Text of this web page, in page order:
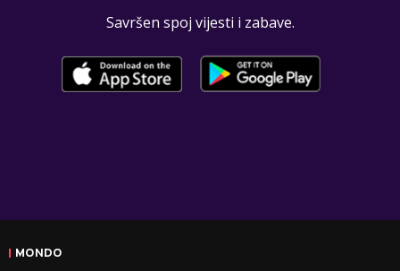
Savršen spoj vijesti i zabave.
MONDO